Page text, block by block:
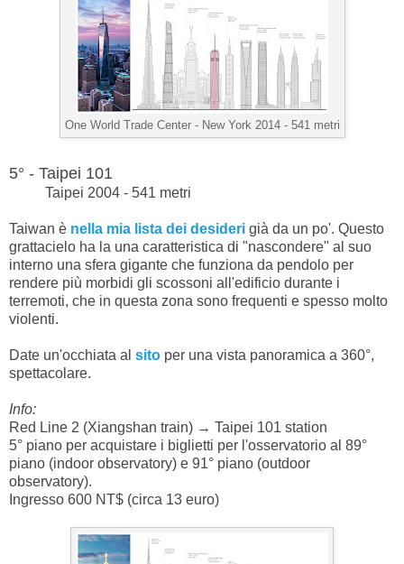
One World Trade Center - New York 2014 - 541 metri
5° - Taipei 101
Taipei 2004 - 541 metri
Taiwan è nella mia lista dei desideri già da un po'. Questo
grattacielo ha la una caratteristica di "nascondere" al suo
interno una sfera gigante che funziona da pendolo per
rendere più morbidi gli scossoni all'edificio durante i
terremoti, che in questa zona sono frequenti e spesso molto
violenti.
Date un'occhiata al sito per una vista panoramica a 360°,
spettacolare.
Info:
Red Line 2 (Xiangshan train) → Taipei 101 station
5° piano per acquistare i biglietti per l'osservatorio al 89°
piano (indoor observatory) e 91° piano (outdoor
observatory).
Ingresso 600 NT$ (circa 13 euro)